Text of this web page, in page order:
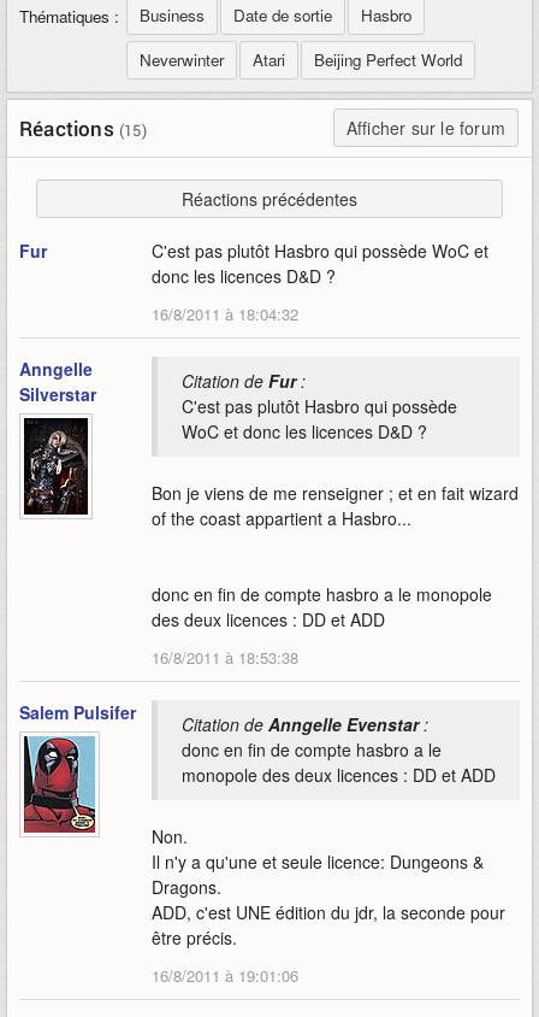
Thématiques : Business Date de sortie
Hasbro
Neverwinter
Atari Beijing Perfect World
Réactions (15) Afficher sur le forum
Réactions précédentes
Fur
C'est pas plutôt Hasbro qui possède WoC et
donc les licences D&D ?
16/8/2011 à 18:04:32
Anngelle
Silverstar
Citation de Fur:
C'est pas plutôt Hasbro qui possède
WoC et donc les licences D&D ?
Bon je viens de me renseigner ; et en fait wizard
of the coast appartient a Hasbro...
donc en fin de compte hasbro a le monopole
des deux licences : DD et ADD
16/8/2011 à 18:53:38
Salem Pulsifer Citation de Anngelle Evenstar:
donc en fin de compte hasbro a le
monopole des deux licences : DD et ADD
Non.
Il n'y a qu'une et seule licence: Dungeons &
Dragons.
ADD, c'est UNE édition du jdr, la seconde pour
être précis.
16/8/2011 à 19:01:06